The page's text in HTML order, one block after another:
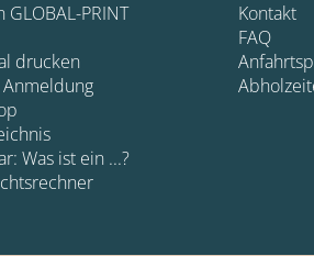
PRINT
drucken
Was ist ein ...?
Kontakt
FAQ